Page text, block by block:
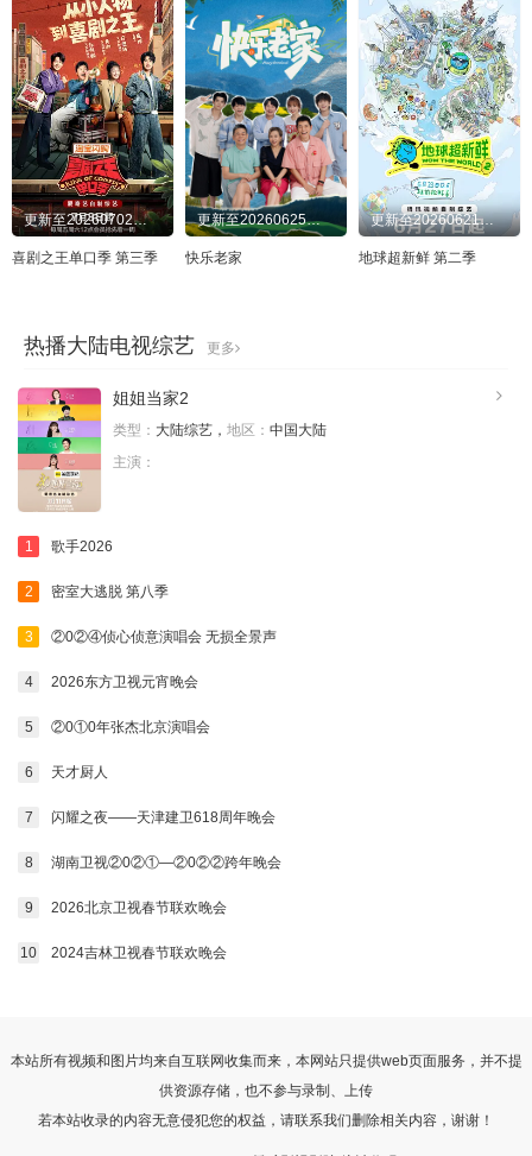
20250725 20250727 20250730 20250731
20250801 20250805 20250812 20250814
20250818 20250820 20250916 20250920
20251004 20251011 20251012 20251016
20251018 20251019 20251021 20251022
20251125
20251213
20251217
20251222
20260209 20260210
20260212 20260213 20260214 20260215
更新至20260702先导片
喜剧之王单口季 第三季
更新至20260625先导片
快乐老家
更新至20260621回顾特辑下
地球超新鲜 第二季
热播大陆电视综艺 更多
姐姐当家2
类型： 大陆综艺， 地区： 中国大陆
主演：
1 歌手2026
2 密室大逃脱 第八季
3 ②0②④侦心侦意演唱会 无损全景声
4 2026东方卫视元宵晚会
5 ②0①0年张杰北京演唱会
6 天才厨人
7 闪耀之夜——天津建卫618周年晚会
8 湖南卫视②0②①—②0②②跨年晚会
9 2026北京卫视春节联欢晚会
10 2024吉林卫视春节联欢晚会
本站所有视频和图片均来自互联网收集而来，本网站只提供web页面服务，并不提
供资源存储，也不参与录制、上传
若本站收录的内容无意侵犯您的权益，请联系我们删除相关内容，谢谢！